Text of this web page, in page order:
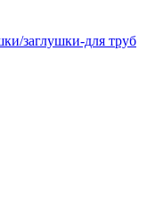
заглушки-для труб